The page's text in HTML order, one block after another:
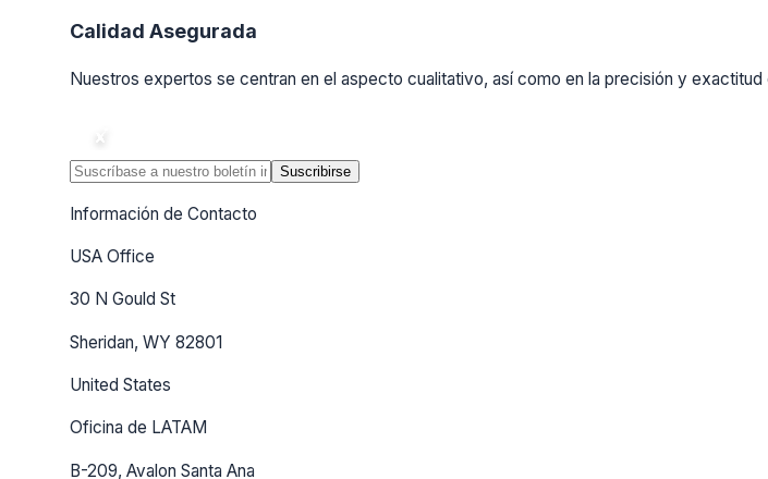
Calidad Asegurada
Nuestros expertos se centran en el aspecto cualitativo, así como en la precisión y exactitud
Suscribirse
Información de Contacto
USA Office
30 N Gould St
Sheridan, WY 82801
United States
Oficina de LATAM
B-209, Avalon Santa Ana